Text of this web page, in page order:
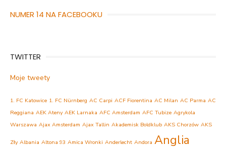
NUMER 14 NA FACEBOOKU
TWITTER
Moje tweety
1. FC Katowice 1. FC Nürnberg AC Carpi ACF Fiorentina AC Milan AC Parma AC
Reggiana AEK Ateny AEK Larnaka AFC Amsterdam AFC Tubize Agrykola
Warszawa Ajax Amsterdam Ajax Tallin Akademisk Boldklub AKS Chorzów AKS
Zły Albania Altona 93 Amica Wronki Anderlecht Andora Anglia